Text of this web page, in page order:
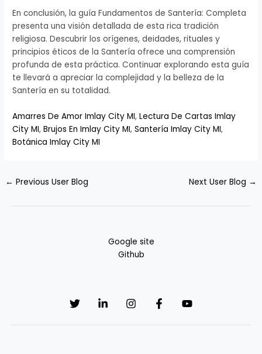
En conclusión, la guía Fundamentos de Santería: Completa
presenta una visión detallada de esta rica tradición
religiosa. Descubrir los orígenes, deidades, rituales y
principios éticos de la Santería ofrece una comprensión
profunda de esta práctica. Continuar explorando esta guía
te llevará a apreciar la complejidad y la belleza de la
Santería en su totalidad.
Amarres De Amor Imlay City MI,Lectura De Cartas Imlay
City MI,Brujos En Imlay City MI,Santería Imlay City MI,
Botánica Imlay City MI
← Previous User Blog Next User Blog →
Google site
Github